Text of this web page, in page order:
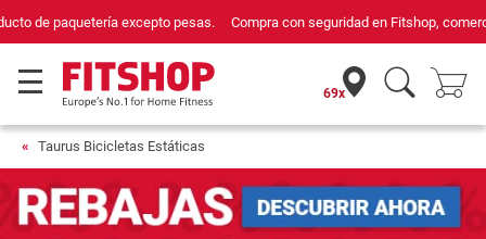
Compra con seguridad en Fitshop, comercio con sello de Confianza Online.
69x
Taurus Bicicletas Estáticas